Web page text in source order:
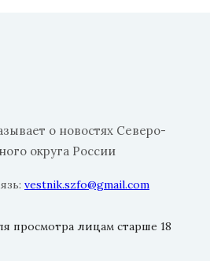
о новостях Северо-
округа России
vestnik.szfo@gmail.com
просмотра лицам старше 18